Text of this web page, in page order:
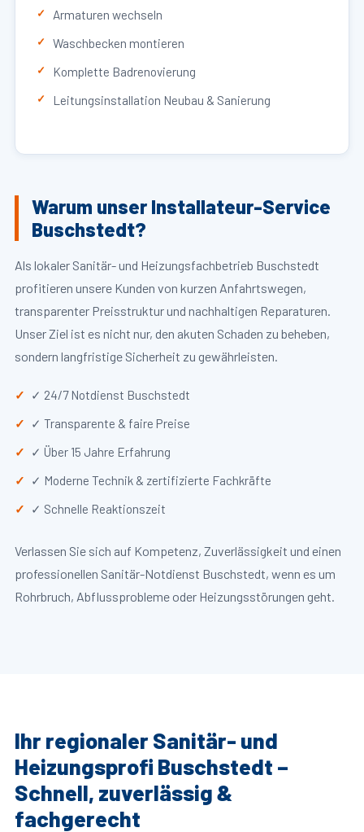
Armaturen wechseln
Waschbecken montieren
Komplette Badrenovierung
Leitungsinstallation Neubau & Sanierung
Warum unser Installateur-Service
Buschstedt?
Als lokaler Sanitär- und Heizungsfachbetrieb Buschstedt
profitieren unsere Kunden von kurzen Anfahrtswegen,
transparenter Preisstruktur und nachhaltigen Reparaturen.
Unser Ziel ist es nicht nur, den akuten Schaden zu beheben,
sondern langfristige Sicherheit zu gewährleisten.
✓ 24/7 Notdienst Buschstedt
✓ Transparente & faire Preise
✓ Über 15 Jahre Erfahrung
✓ Moderne Technik & zertifizierte Fachkräfte
✓ Schnelle Reaktionszeit
Verlassen Sie sich auf Kompetenz, Zuverlässigkeit und einen
professionellen Sanitär-Notdienst Buschstedt, wenn es um
Rohrbruch, Abflussprobleme oder Heizungsstörungen geht.
Ihr regionaler Sanitär- und
Heizungsprofi Buschstedt –
Schnell, zuverlässig &
fachgerecht